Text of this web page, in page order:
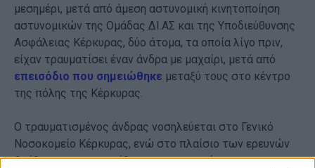
μεσημέρι, μετά από άμεση αστυνομική κινητοποίηση
αστυνομικών της Ομάδας ΔΙ.ΑΣ και της Υποδιεύθυνσης
Ασφάλειας Κέρκυρας, δύο άτομα, τα οποία λίγο πριν,
είχαν τραυματίσει έναν άνδρα με μαχαίρι, μετά από
επεισόδιο που σημειώθηκε μεταξύ τους στο κέντρο
της πόλης της Κέρκυρας.
Ο τραυματισμένος άνδρας νοσηλεύεται στο Γενικό
Νοσοκομείο Κέρκυρας, ενώ στο πλαίσιο των ερευνών
βρέθηκε και κατασχέθηκε και το μαχαίρι.